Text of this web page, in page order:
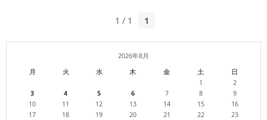
1 / 1 1
2026年8月
月
火 水 木 金 土 日
1
2
3
4 5 6 7 8
9
10
11 12 13 14 15
16
17
18 19 20 21 22
23